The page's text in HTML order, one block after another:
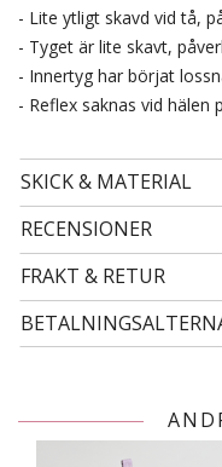
- Lite ytligt skavd vid tå,
- Tyget är lite skavt,
- Innertyg har börjat
- Reflex saknas vid hälen
SKICK & MATERIAL
RECENSIONER
FRAKT & RETUR